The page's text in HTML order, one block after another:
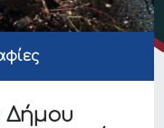
Δήμου